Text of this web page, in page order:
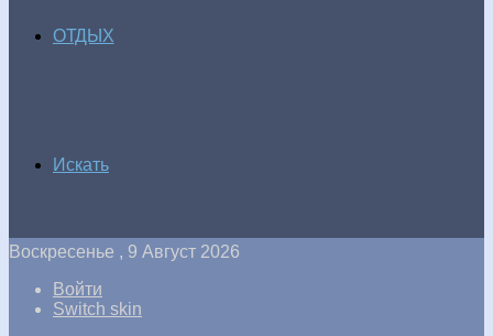
ОТДЫХ
Искать
Воскресенье , 9 Август 2026
Войти
Switch skin